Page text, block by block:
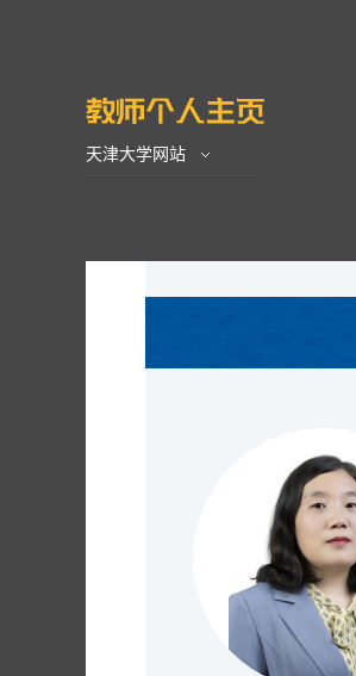
天津大学网站